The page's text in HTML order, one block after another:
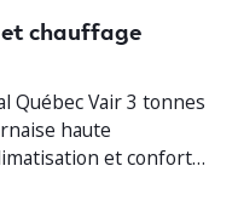
chauffage
Québec Vair 3 tonnes
haute
et confort